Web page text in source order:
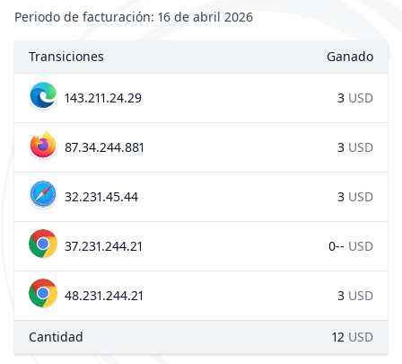
Periodo de facturación: 16 de abril 2026
Transiciones Ganado
143.211.24.29 3 USD
87.34.244.881 3 USD
32.231.45.44 3 USD
37.231.244.21 0-- USD
48.231.244.21 3 USD
Cantidad 12 USD